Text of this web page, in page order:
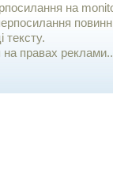
на
тексту.
правах реклами..